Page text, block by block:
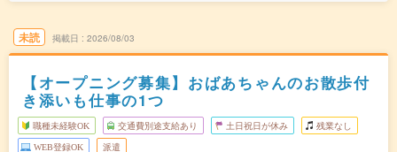
未読 掲載日 2026/08/03
【オープニング募集】おばあちゃんのお散歩付
き添いも仕事の1つ
職種未経験OK 交通費別途支給あり 土日祝日が休み 残業なし
WEB登録OK 派遣